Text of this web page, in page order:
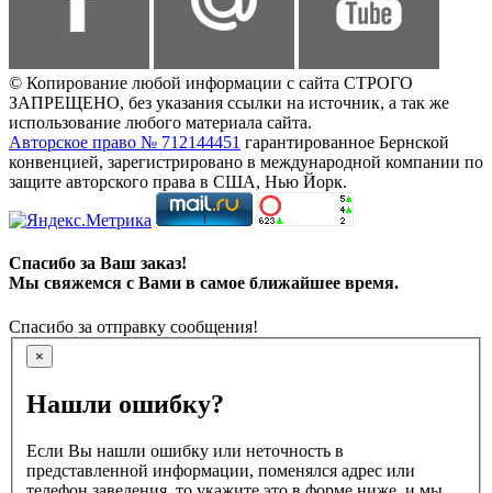
© Копирование любой информации с сайта СТРОГО
ЗАПРЕЩЕНО, без указания ссылки на источник, а так же
использование любого материала сайта.
Авторское право № 712144451 гарантированное Бернской
конвенцией, зарегистрировано в международной компании по
защите авторского права в США, Нью Йорк.
Спасибо за Ваш заказ!
Мы свяжемся с Вами в самое ближайшее время.
Спасибо за отправку сообщения!
×
Нашли ошибку?
Если Вы нашли ошибку или неточность в
представленной информации, поменялся адрес или